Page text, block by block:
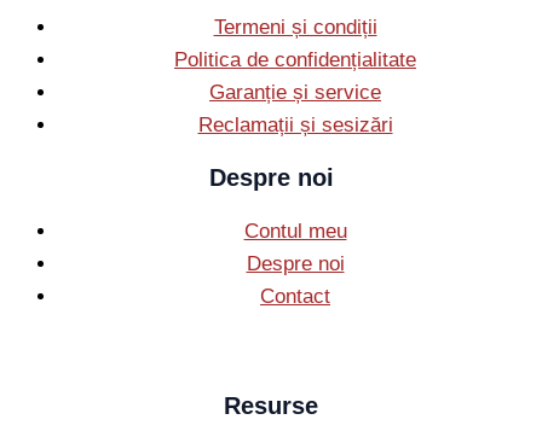
Termeni și condiții
Politica de confidențialitate
Garanție și service
Reclamații și sesizări
Despre noi
Contul meu
Despre noi
Contact
Resurse